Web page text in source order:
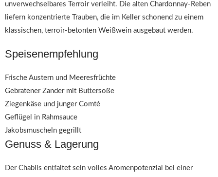
unverwechselbares Terroir verleiht. Die alten Chardonnay-Reben
liefern konzentrierte Trauben, die im Keller schonend zu einem
klassischen, terroir-betonten Weißwein ausgebaut werden.
Speisenempfehlung
Frische Austern und Meeresfrüchte
Gebratener Zander mit Buttersoße
Ziegenkäse und junger Comté
Geflügel in Rahmsauce
Jakobsmuscheln gegrillt
Genuss & Lagerung
Der Chablis entfaltet sein volles Aromenpotenzial bei einer